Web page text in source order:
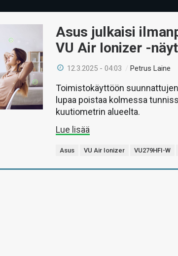
Asus julkaisi
VU Air Ionizer -
12.3.2025 - 04:03 /Petrus Laine
Toimistokäyttöön
lupaa poistaa kolmessa
kuutiometrin alueelta.
Lue lisää
Asus VU Air Ionizer VU279HFI-W